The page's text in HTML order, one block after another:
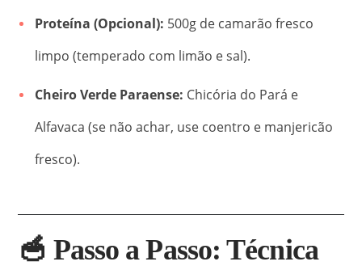
Proteína (Opcional): 500g de camarão fresco
limpo (temperado com limão e sal).
Cheiro Verde Paraense: Chicória do Pará e
Alfavaca (se não achar, use coentro e manjericão
fresco).
🥣 Passo a Passo: Técnica